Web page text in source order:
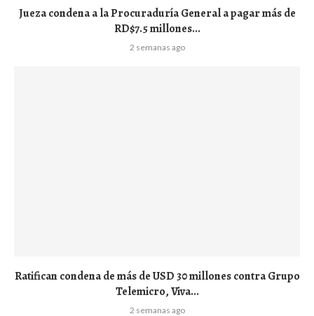
Jueza condena a la Procuraduría General a pagar más de
RD$7.5 millones...
2 semanas ago
Ratifican condena de más de USD 30 millones contra Grupo
Telemicro, Viva...
2 semanas ago